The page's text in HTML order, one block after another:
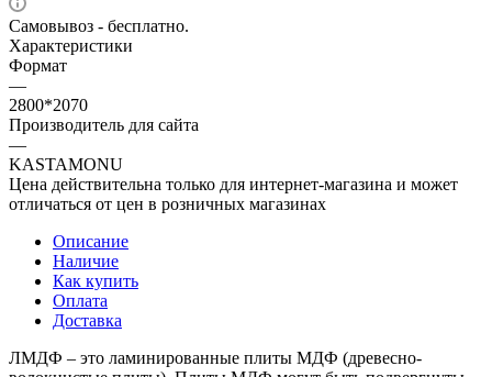
Самовывоз - бесплатно.
Характеристики
Формат
—
2800*2070
Производитель для сайта
—
KASTAMONU
Цена действительна только для интернет-магазина и может
отличаться от цен в розничных магазинах
Описание
Наличие
Как купить
Оплата
Доставка
ЛМДФ – это ламинированные плиты МДФ (древесно-